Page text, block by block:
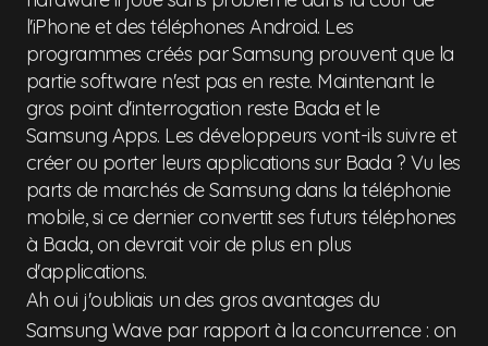
l'iPhone et des téléphones Android. Les
programmes créés par Samsung prouvent que la
partie software n'est pas en reste. Maintenant le
gros point d'interrogation reste Bada et le
Samsung Apps. Les développeurs vont-ils suivre et
créer ou porter leurs applications sur Bada ? Vu les
parts de marchés de Samsung dans la téléphonie
mobile, si ce dernier convertit ses futurs téléphones
à Bada, on devrait voir de plus en plus
d'applications.
Ah oui j'oubliais un des gros avantages du
Samsung Wave par rapport à la concurrence : on